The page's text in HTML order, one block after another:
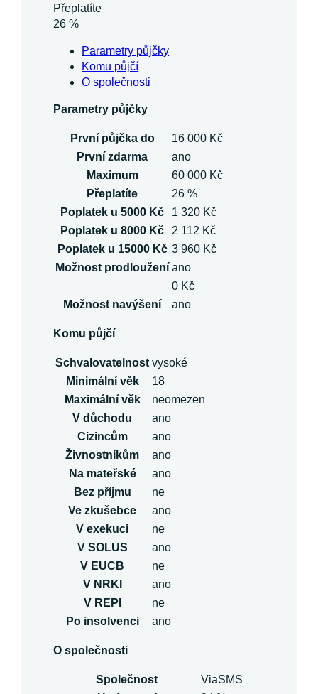
Přeplatíte
26 %
Parametry půjčky
Komu půjčí
O společnosti
Parametry půjčky
První půjčka do
16 000 Kč
První zdarma
ano
Maximum
60 000 Kč
Přeplatíte
26 %
Poplatek u 5000 Kč
1 320 Kč
Poplatek u 8000 Kč
2 112 Kč
Poplatek u 15000 Kč 3 960 Kč
Možnost prodloužení ano
0 Kč
Možnost navýšení
ano
Komu půjčí
Schvalovatelnost vysoké
Minimální věk
18
Maximální věk
neomezen
V důchodu
ano
Cizincům
ano
Živnostníkům
ano
Na mateřské
ano
Bez příjmu
ne
Ve zkušebce
ano
V exekuci
ne
V SOLUS
ano
V EUCB
ne
V NRKI
ano
V REPI
ne
Po insolvenci
ano
O společnosti
Společnost
ViaSMS